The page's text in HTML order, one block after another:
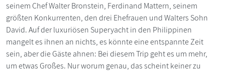
seinem Chef Walter Bronstein, Ferdinand Mattern, seinem
größten Konkurrenten, den drei Ehefrauen und Walters Sohn
David. Auf der luxuriösen Superyacht in den Philippinen
mangelt es ihnen an nichts, es könnte eine entspannte Zeit
sein, aber die Gäste ahnen: Bei diesem Trip geht es um mehr,
um etwas Großes. Nur worum genau, das scheint keiner zu